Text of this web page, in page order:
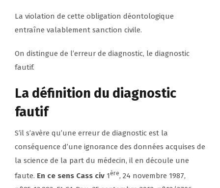
La violation de cette obligation déontologique
entraîne valablement sanction civile.
On distingue de l’erreur de diagnostic, le diagnostic
fautif.
La définition du diagnostic
fautif
S’il s’avère qu’une erreur de diagnostic est la
conséquence d’une ignorance des données acquises de
la science de la part du médecin, il en découle une
faute. En ce sens Cass civ 1ère, 24 novembre 1987,